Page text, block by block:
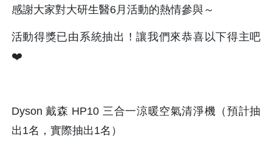
感謝大家對大研生醫6月活動的熱情參與～
活動得獎已由系統抽出！讓我們來恭喜以下得主吧
❤️
Dyson 戴森 HP10 三合一涼暖空氣清淨機（預計抽
出1名，實際抽出1名）